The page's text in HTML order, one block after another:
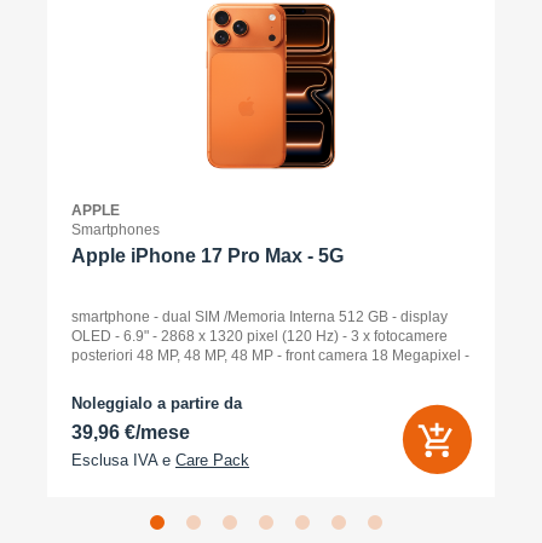
APPLE
Smartphones
Apple iPhone 17 Pro Max - 5G
smartphone - dual SIM /Memoria Interna 512 GB - display
OLED - 6.9" - 2868 x 1320 pixel (120 Hz) - 3 x fotocamere
posteriori 48 MP, 48 MP, 48 MP - front camera 18 Megapixel -
Noleggialo a partire da
39,96 €/mese
Esclusa IVA e Care Pack